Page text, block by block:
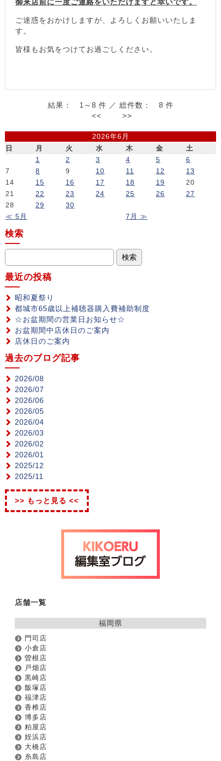
御来店前に一度ご連絡をいただけますと幸いです。
ご迷惑をおかけしますが、よろしくお願いいたしま
す。
皆様もお気をつけてお過ごしください。
結果： 1～8 件 ／ 総件数： 8 件
<<
>>
2026年6月
日
月 火 水 木 金
土
1
2 3 4 5
6
7
8 9 10 11 12
13
14
15 16 17 18 19
20
21
22 23 24 25 26
27
28
29
30
≪ 5月
7月 ≫
検索
最近の投稿
昭和夏祭り
都城市65歳以上補聴器購入費補助制度
☆お盆期間の営業日お知らせ☆
お盆期間中店休日のご案内
店休日のご案内
過去のブログ記事
2026/08
2026/07
2026/06
2026/05
2026/04
2026/03
2026/02
2026/01
2025/12
2025/11
>> もっと見る <<
店舗一覧
福岡県
門司店
小倉店
曽根店
戸畑店
黒崎店
飯塚店
福津店
香椎店
博多店
粕屋店
姪浜店
大橋店
糸島店